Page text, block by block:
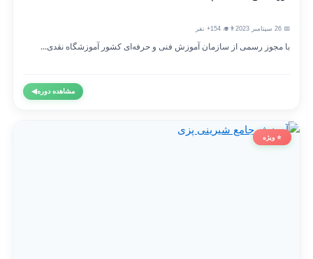
👨‍🎓 154+ نفر
با مجوز رسمی از سازمان آموزش فنی و حرفه‌ای کشور آموزشگاه نقدی...
مشاهده دوره◀
⭐ ویژه